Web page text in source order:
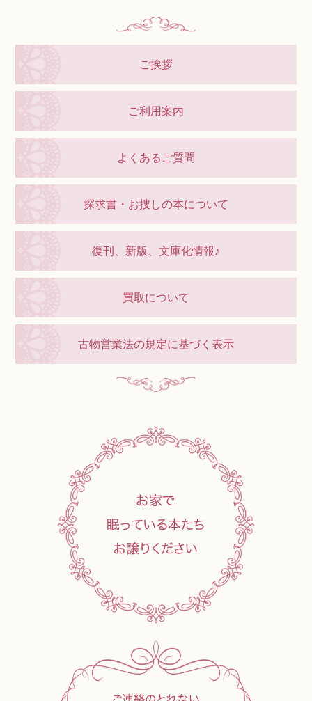
ご挨拶
ご利用案内
よくあるご質問
探求書・お捜しの本について
復刊、新版、文庫化情報♪
買取について
古物営業法の規定に基づく表示